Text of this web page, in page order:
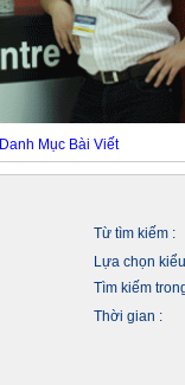
Danh Mục Bài Viết
Từ tìm kiếm :
Lựa chọn
Tìm kiếm
Thời gian :